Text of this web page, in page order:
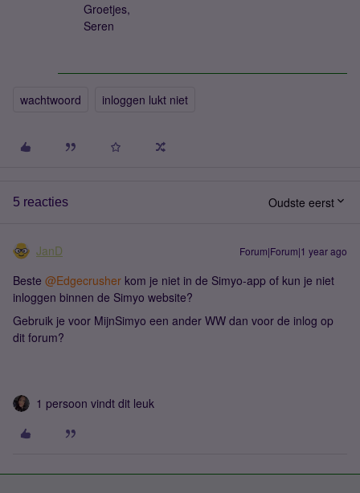
Groetjes,
Seren
wachtwoord inloggen lukt niet
5 reacties Oudste eerst
JanD Forum|Forum|1 year ago
Beste ​ @Edgecrusher kom je niet in de Simyo-app of kun je niet
inloggen binnen de Simyo website?
Gebruik je voor MijnSimyo een ander WW dan voor de inlog op
dit forum?
1 persoon vindt dit leuk